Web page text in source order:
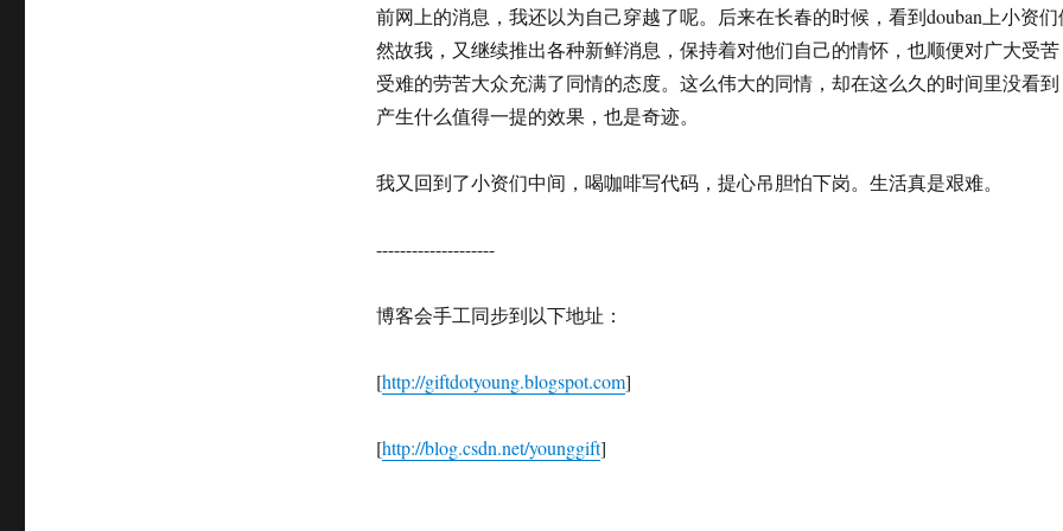
前网上的消息，我还以为自己穿越了呢。后来在长春的时候，看到douban上小资们
然故我，又继续推出各种新鲜消息，保持着对他们自己的情怀，也顺便对广大受苦
受难的劳苦大众充满了同情的态度。这么伟大的同情，却在这么久的时间里没看到
产生什么值得一提的效果，也是奇迹。
我又回到了小资们中间，喝咖啡写代码，提心吊胆怕下岗。生活真是艰难。
--------------------
博客会手工同步到以下地址：
[http://giftdotyoung.blogspot.com]
[http://blog.csdn.net/younggift]